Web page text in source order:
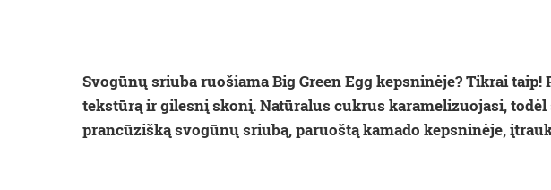
Svogūnų sriuba ruošiama Big Green Egg kepsninėje? Tikrai
tekstūrą ir gilesnį skonį. Natūralus cukrus karamelizuojasi,
prancūzišką svogūnų sriubą, paruoštą kamado kepsninėje,